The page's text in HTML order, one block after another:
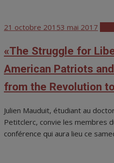
Posted
21 octobre 20153 mai 2017
«The Struggle for
American Patriots
from the Revolution
Julien Mauduit, étudiant au
Petitclerc, convie les membres
conférence qui aura lieu ce